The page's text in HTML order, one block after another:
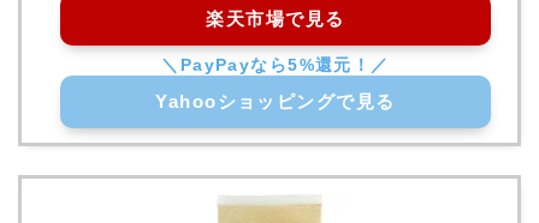
楽天市場で見る
Yahooショッピングで見る